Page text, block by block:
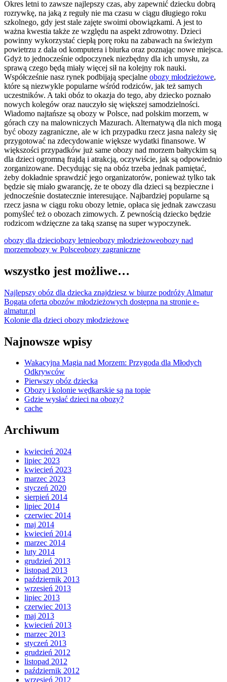
Okres letni to zawsze najlepszy czas, aby zapewnić dziecku dobrą
rozrywkę, na jaką z reguły nie ma czasu w ciągu długiego roku
szkolnego, gdy jest stale zajęte swoimi obowiązkami. A jest to
ważna kwestia także ze względu na aspekt zdrowotny. Dzieci
powinny wykorzystać ciepłą porę roku na zabawach na świeżym
powietrzu z dala od komputera i biurka oraz poznając nowe miejsca.
Gdyż to jednocześnie odpoczynek niezbędny dla ich umysłu, za
sprawą czego będą miały więcej sił na kolejny rok nauki.
Współcześnie nasz rynek podbijają specjalne obozy młodzieżowe,
które są niezwykle popularne wśród rodziców, jak też samych
uczestników. A taki obóz to okazja do tego, aby dziecko poznało
nowych kolegów oraz nauczyło się większej samodzielności.
Wiadomo najtańsze są obozy w Polsce, nad polskim morzem, w
górach czy na malowniczych Mazurach. Alternatywą dla nich mogą
być obozy zagraniczne, ale w ich przypadku rzecz jasna należy się
przygotować na zdecydowanie większe wydatki finansowe. W
większości przypadków już same obozy nad morzem bałtyckim są
dla dzieci ogromną frajdą i atrakcją, oczywiście, jak są odpowiednio
zorganizowane. Decydując się na obóz trzeba jednak pamiętać,
żeby dokładnie sprawdzić jego organizatorów, ponieważ tylko tak
będzie się miało gwarancję, że te obozy dla dzieci są bezpieczne i
jednocześnie dostatecznie interesujące. Najbardziej popularne są
rzecz jasna w ciągu roku obozy letnie, opłaca się jednak zawczasu
pomyśleć też o obozach zimowych. Z pewnością dziecko będzie
rodzicom wdzięczne za taką szansę na super wypoczynek.
obozy dla dzieciobozy letnieobozy młodzieżoweobozy nad
morzemobozy w Polsceobozy zagraniczne
wszystko jest możliwe…
Najlepszy obóz dla dziecka znajdziesz w biurze podróży Almatur
Bogata oferta obozów młodzieżowych dostępna na stronie e-
almatur.pl
Kolonie dla dzieci obozy młodzieżowe
Najnowsze wpisy
Wakacyjna Magia nad Morzem: Przygoda dla Młodych
Odkrywców
Pierwszy obóz dziecka
Obozy i kolonie wędkarskie są na topie
Gdzie wysłać dzieci na obozy?
cache
Archiwum
kwiecień 2024
lipiec 2023
kwiecień 2023
marzec 2023
styczeń 2020
sierpień 2014
lipiec 2014
czerwiec 2014
maj 2014
kwiecień 2014
marzec 2014
luty 2014
grudzień 2013
listopad 2013
październik 2013
wrzesień 2013
lipiec 2013
czerwiec 2013
maj 2013
kwiecień 2013
marzec 2013
styczeń 2013
grudzień 2012
listopad 2012
październik 2012
wrzesień 2012